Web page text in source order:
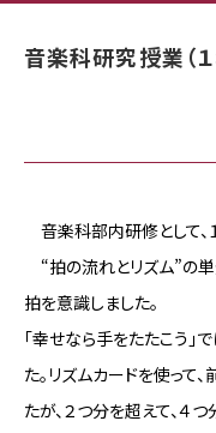
音楽科研究授業（１
音楽科部内研修として、
“拍の流れとリズム”の単
拍を意識しました。
「幸せなら手をたたこう」
た。リズムカードを使って
たが、２つ分を超えて、４